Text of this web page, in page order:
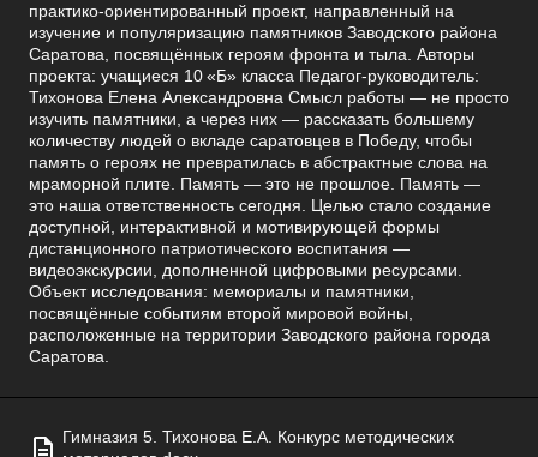
практико-ориентированный проект, направленный на
изучение и популяризацию памятников Заводского района
Саратова, посвящённых героям фронта и тыла. Авторы
проекта: учащиеся 10 «Б» класса Педагог-руководитель:
Тихонова Елена Александровна Смысл работы — не просто
изучить памятники, а через них — рассказать большему
количеству людей о вкладе саратовцев в Победу, чтобы
память о героях не превратилась в абстрактные слова на
мраморной плите. Память — это не прошлое. Память —
это наша ответственность сегодня. Целью стало создание
доступной, интерактивной и мотивирующей формы
дистанционного патриотического воспитания —
видеоэкскурсии, дополненной цифровыми ресурсами.
Объект исследования: мемориалы и памятники,
посвящённые событиям второй мировой войны,
расположенные на территории Заводского района города
Саратова.
Гимназия 5. Тихонова Е.А. Конкурс методических